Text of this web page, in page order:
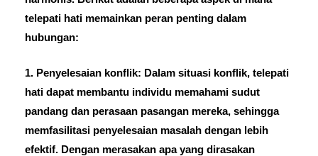
telepati hati memainkan peran penting dalam
hubungan:
1. Penyelesaian konflik: Dalam situasi konflik, telepati
hati dapat membantu individu memahami sudut
pandang dan perasaan pasangan mereka, sehingga
memfasilitasi penyelesaian masalah dengan lebih
efektif. Dengan merasakan apa yang dirasakan